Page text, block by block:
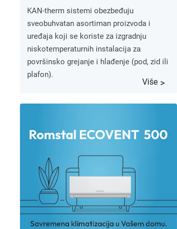
KAN-therm sistemi obezbeđuju
sveobuhvatan asortiman proizvoda i
uređaja koji se koriste za izgradnju
niskotemperaturnih instalacija za
površinsko grejanje i hlađenje (pod, zid ili
plafon).
Više